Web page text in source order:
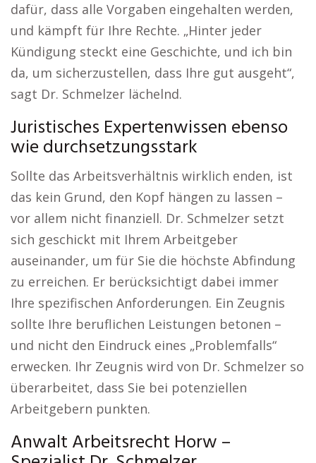
dafür, dass alle Vorgaben eingehalten werden,
und kämpft für Ihre Rechte. „Hinter jeder
Kündigung steckt eine Geschichte, und ich bin
da, um sicherzustellen, dass Ihre gut ausgeht“,
sagt Dr. Schmelzer lächelnd.
Juristisches Expertenwissen ebenso
wie durchsetzungsstark
Sollte das Arbeitsverhältnis wirklich enden, ist
das kein Grund, den Kopf hängen zu lassen –
vor allem nicht finanziell. Dr. Schmelzer setzt
sich geschickt mit Ihrem Arbeitgeber
auseinander, um für Sie die höchste Abfindung
zu erreichen. Er berücksichtigt dabei immer
Ihre spezifischen Anforderungen. Ein Zeugnis
sollte Ihre beruflichen Leistungen betonen –
und nicht den Eindruck eines „Problemfalls“
erwecken. Ihr Zeugnis wird von Dr. Schmelzer so
überarbeitet, dass Sie bei potenziellen
Arbeitgebern punkten.
Anwalt Arbeitsrecht Horw –